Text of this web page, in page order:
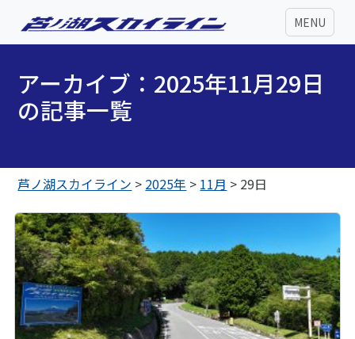
MENU
アーカイブ：2025年11月29日
の記事一覧
芦ノ湖スカイライン > 2025年 > 11月 > 29日